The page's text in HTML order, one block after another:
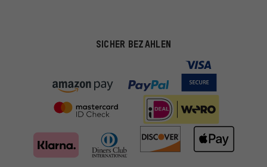
SICHER BEZAHLEN